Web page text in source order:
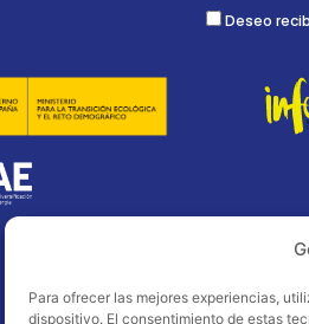
Para ofrecer las mejores experiencias,
dispositivo. El consentimiento de estas
Deseo